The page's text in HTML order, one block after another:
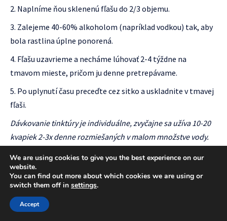
Naplníme ňou sklenenú fľašu do 2/3 objemu.
Zalejeme 40-60% alkoholom (napríklad vodkou) tak, aby
bola rastlina úplne ponorená.
Fľašu uzavrieme a necháme lúhovať 2-4 týždne na
tmavom mieste, pričom ju denne pretrepávame.
Po uplynutí času preceďte cez sitko a uskladnite v tmavej
fľaši.
Dávkovanie tinktúry je individuálne, zvyčajne sa užíva 10-20
kvapiek 2-3x denne rozmiešaných v malom množstve vody.
Obklady a kúpele
Pre vonkajšie použitie je hluchavka srdcovitá mimoriadne
cenná.
We are using cookies to give you the best experience on our
website.
You can find out more about which cookies we are using or
switch them off in settings.
Accept